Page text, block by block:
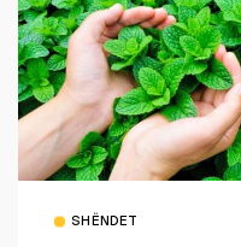
SHËNDET